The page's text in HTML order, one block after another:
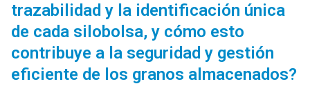
trazabilidad y la identificación única
de cada silobolsa, y cómo esto
contribuye a la seguridad y gestión
eficiente de los granos almacenados?